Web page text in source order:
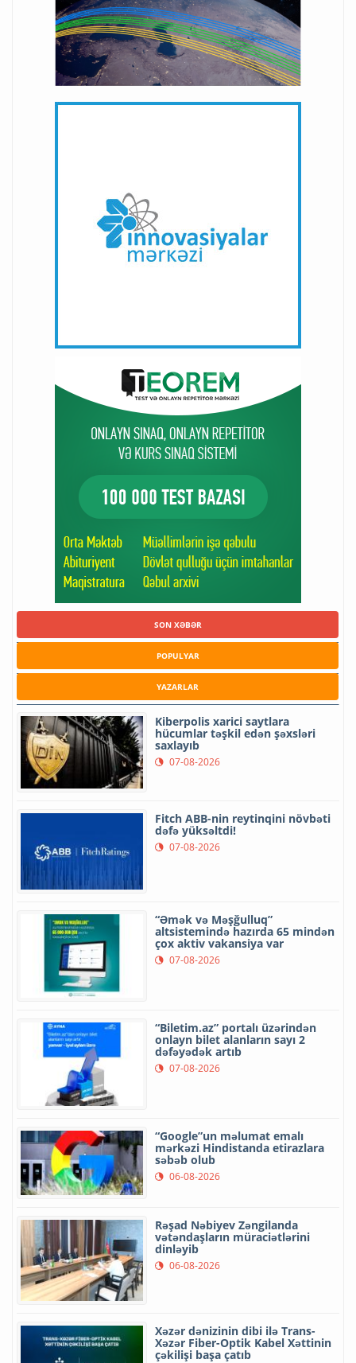
SON XƏBƏR
POPULYAR
YAZARLAR
Kiberpolis xarici saytlara
hücumlar təşkil edən şəxsləri
saxlayıb
07-08-2026
Fitch ABB-nin reytinqini növbəti
dəfə yüksəltdi!
07-08-2026
“Əmək və Məşğulluq”
altsistemində hazırda 65 mindən
çox aktiv vakansiya var
07-08-2026
“Biletim.az” portalı üzərindən
onlayn bilet alanların sayı 2
dəfəyədək artıb
07-08-2026
“Google”un məlumat emalı
mərkəzi Hindistanda etirazlara
səbəb olub
06-08-2026
Rəşad Nəbiyev Zəngilanda
vətəndaşların müraciətlərini
dinləyib
06-08-2026
Xəzər dənizinin dibi ilə Trans-
Xəzər Fiber-Optik Kabel Xəttinin
çəkilişi başa çatıb